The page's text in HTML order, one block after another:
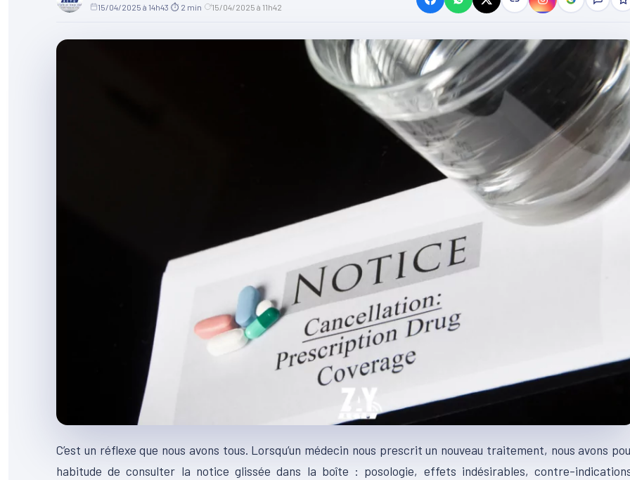
15/04/2025 à 14h43 ⏱ 2 min 15/04/2025 à 11h42
C’est un réflexe que nous avons tous. Lorsqu’un médecin nous prescrit un nouveau traitement, nous avons
habitude de consulter la notice glissée dans la boîte : posologie, effets indésirables, contre-